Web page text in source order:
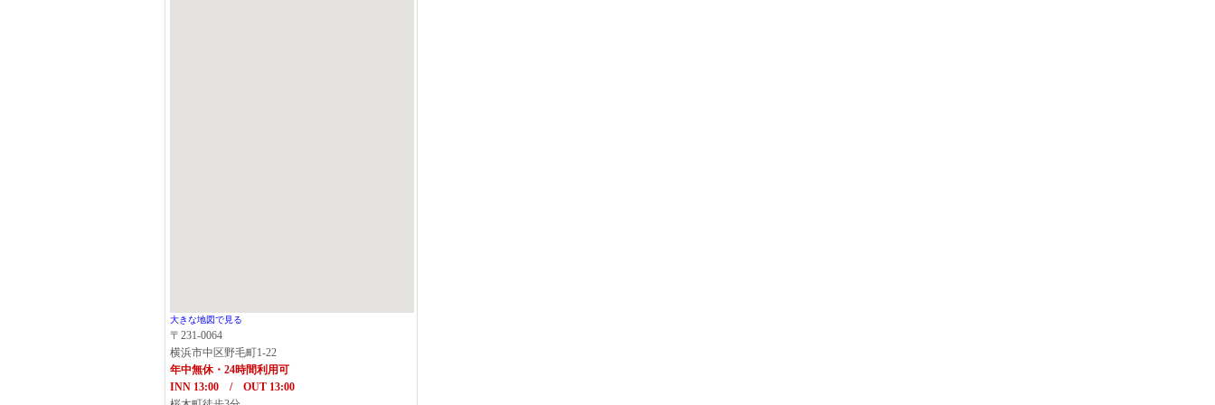
大きな地図で見る
〒231-0064
横浜市中区野毛町1-22
年中無休・24時間利用可
INN 13:00 / OUT 13:00